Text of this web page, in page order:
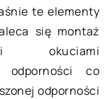
te elementy
się montaż
okuciami
odporności co
odporności